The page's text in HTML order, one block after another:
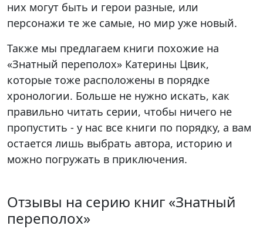
них могут быть и герои разные, или
персонажи те же самые, но мир уже новый.
Также мы предлагаем книги похожие на
«Знатный переполох» Катерины Цвик,
которые тоже расположены в порядке
хронологии. Больше не нужно искать, как
правильно читать серии, чтобы ничего не
пропустить - у нас все книги по порядку, а вам
остается лишь выбрать автора, историю и
можно погружать в приключения.
Отзывы на серию книг «Знатный
переполох»